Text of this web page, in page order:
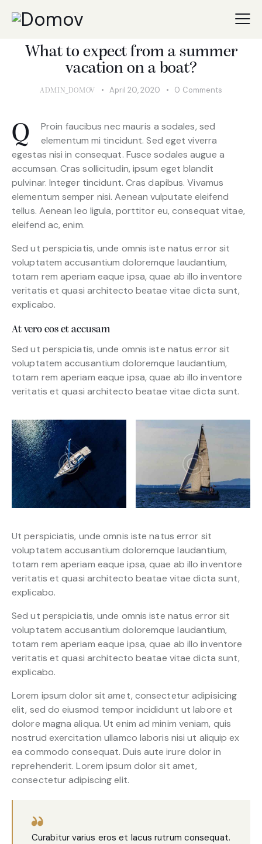
What to expect from a summer
vacation on a boat?
ADMIN_DOMOV April 20, 2020 0 Comments
Q
Proin faucibus nec mauris a sodales, sed
elementum mi tincidunt. Sed eget viverra
egestas nisi in consequat. Fusce sodales augue a
accumsan. Cras sollicitudin, ipsum eget blandit
pulvinar. Integer tincidunt. Cras dapibus. Vivamus
elementum semper nisi. Aenean vulputate eleifend
tellus. Aenean leo ligula, porttitor eu, consequat vitae,
eleifend ac, enim.
Sed ut perspiciatis, unde omnis iste natus error sit
voluptatem accusantium doloremque laudantium,
totam rem aperiam eaque ipsa, quae ab illo inventore
veritatis et quasi architecto beatae vitae dicta sunt,
explicabo.
At vero eos et accusam
Sed ut perspiciatis, unde omnis iste natus error sit
voluptatem accusantium doloremque laudantium,
totam rem aperiam eaque ipsa, quae ab illo inventore
veritatis et quasi architecto beatae vitae dicta sunt.
Ut perspiciatis, unde omnis iste natus error sit
voluptatem accusantium doloremque laudantium,
totam rem aperiam eaque ipsa, quae ab illo inventore
veritatis et quasi architecto beatae vitae dicta sunt,
explicabo.
Sed ut perspiciatis, unde omnis iste natus error sit
voluptatem accusantium doloremque laudantium,
totam rem aperiam eaque ipsa, quae ab illo inventore
veritatis et quasi architecto beatae vitae dicta sunt,
explicabo.
Lorem ipsum dolor sit amet, consectetur adipisicing
elit, sed do eiusmod tempor incididunt ut labore et
dolore magna aliqua. Ut enim ad minim veniam, quis
nostrud exercitation ullamco laboris nisi ut aliquip ex
ea commodo consequat. Duis aute irure dolor in
reprehenderit. Lorem ipsum dolor sit amet,
consectetur adipiscing elit.
Curabitur varius eros et lacus rutrum consequat.